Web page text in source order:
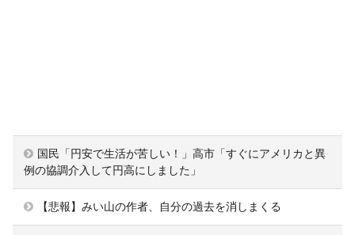
国民「円安で生活が苦しい！」高市「すぐにアメリカと異
例の協調介入して円高にしました」
【悲報】みい山の作者、自分の過去を消しまくる